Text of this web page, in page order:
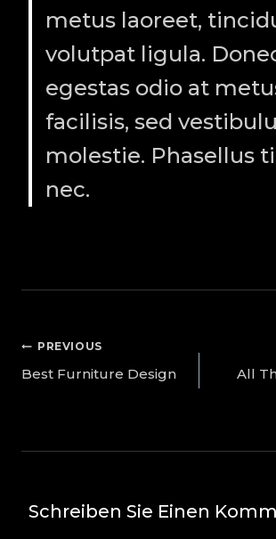
metus laoreet,
volutpat ligula.
egestas odio at
facilisis, sed
molestie. Phasellus
nec.
PREVIOUS
Best Furniture Design
All
Schreiben Sie Einen